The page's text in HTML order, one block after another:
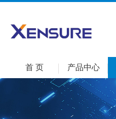
首 页 产品中心